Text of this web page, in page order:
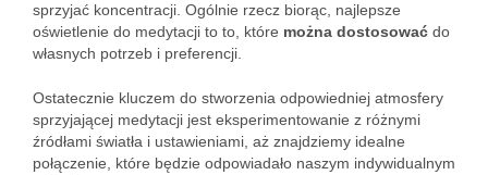
sprzyjać koncentracji. Ogólnie rzecz biorąc, najlepsze
oświetlenie do medytacji to to, które można dostosować do
własnych potrzeb i preferencji.
Ostatecznie kluczem do stworzenia odpowiedniej atmosfery
sprzyjającej medytacji jest eksperimentowanie z różnymi
źródłami światła i ustawieniami, aż znajdziemy idealne
połączenie, które będzie odpowiadało naszym indywidualnym